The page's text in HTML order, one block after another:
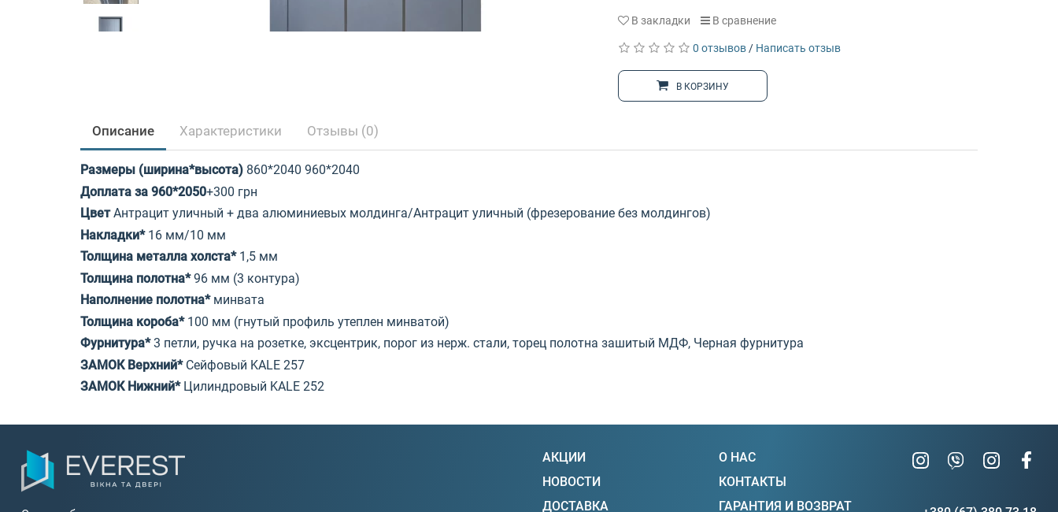
В закладки В сравнение
0 отзывов/ Написать отзыв
В КОРЗИНУ
Описание Характеристики Отзывы (0)
Размеры (ширина*высота) 860*2040 960*2040
Доплата за 960*2050+300 грн
ЦветАнтрацит уличный + два алюминиевых молдинга/Антрацит уличный (фрезерование без молдингов)
Накладки* 16 мм/10 мм
Толщина металла холста* 1,5 мм
Толщина полотна*96 мм (3 контура)
Наполнение полотна* минвата
Толщина короба* 100 мм (гнутый профиль утеплен минватой)
Фурнитура*3 петли, ручка на розетке, эксцентрик, порог из нерж. стали, торец полотна зашитый МДФ, Черная фурнитура
ЗАМОК Верхний* Сейфовый KALE 257
ЗАМОК Нижний* Цилиндровый KALE 252
АКЦИИ
НОВОСТИ
ДОСТАВКА
О НАС
КОНТАКТЫ
ГАРАНТИЯ И ВОЗВРАТ